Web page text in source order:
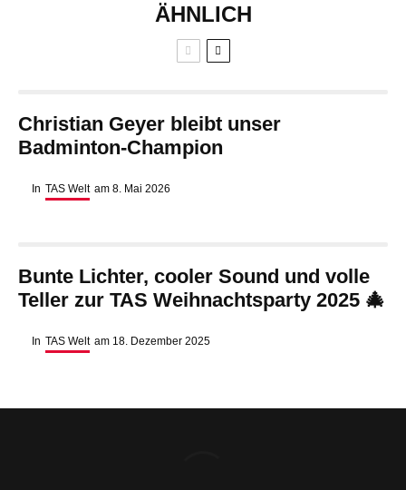
ÄHNLICH
Christian Geyer bleibt unser
Badminton-Champion
In TAS Welt am 8. Mai 2026
Bunte Lichter, cooler Sound und volle
Teller zur TAS Weihnachtsparty 2025 🎄
In TAS Welt am 18. Dezember 2025